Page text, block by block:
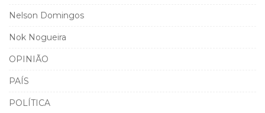
Nelson Domingos
Nok Nogueira
OPINIÃO
PAÍS
POLÍTICA